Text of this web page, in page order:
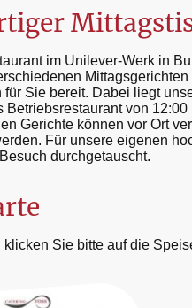
im Unilever-Werk in
für Sie bereit. Dabei liegt
Betriebsrestaurant von
Gerichte können vor Ort
Für unsere eigenen
durchgetauscht.
Sie bitte auf die